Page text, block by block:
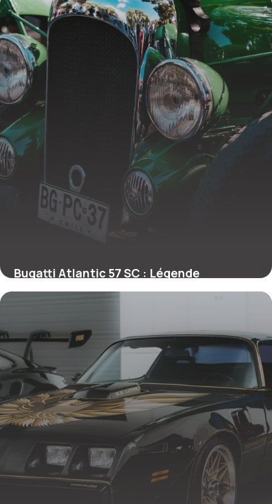
Bugatti Atlantic 57 SC : Légende
Automobile